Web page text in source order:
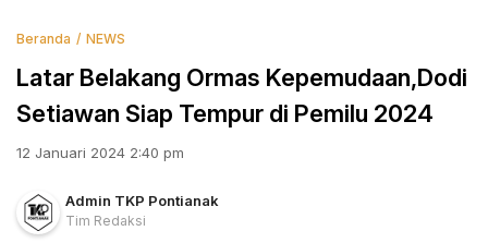
Beranda NEWS
Latar Belakang Ormas Kepemudaan,Dodi
Setiawan Siap Tempur di Pemilu 2024
12 Januari 2024 2:40 pm
Admin TKP Pontianak
Tim Redaksi